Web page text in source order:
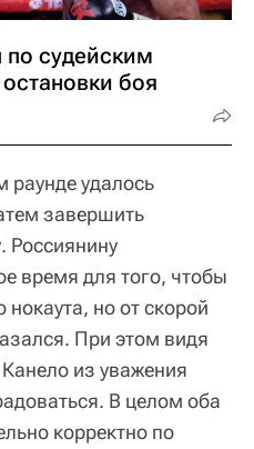
судейским
боя
раунде удалось
завершить
Россиянину
время для того, чтобы
нокаута, но от скорой
При этом видя
из уважения
В целом оба
корректно по